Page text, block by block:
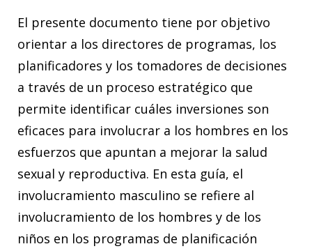
El presente documento tiene por objetivo
orientar a los directores de programas, los
planificadores y los tomadores de decisiones
a través de un proceso estratégico que
permite identificar cuáles inversiones son
eficaces para involucrar a los hombres en los
esfuerzos que apuntan a mejorar la salud
sexual y reproductiva. En esta guía, el
involucramiento masculino se refiere al
involucramiento de los hombres y de los
niños en los programas de planificación
Cita sugerida